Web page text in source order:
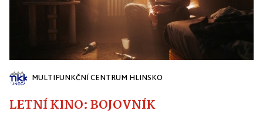
MULTIFUNKČNÍ CENTRUM HLINSKO
LETNÍ KINO: BOJOVNÍK